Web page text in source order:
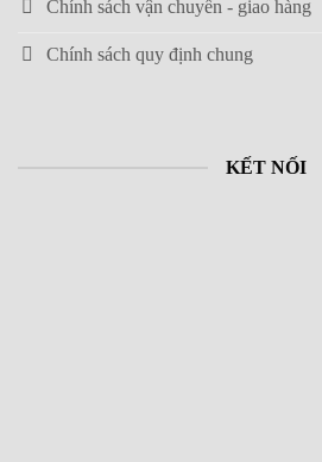
Chính sách vận chuyển - giao hàng
Chính sách quy định chung
KẾT NỐI